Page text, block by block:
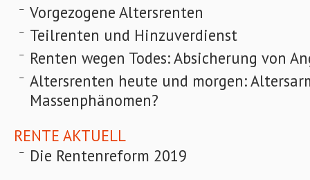
Vorgezogene Altersrenten
Teilrenten und Hinzuverdienst
Renten wegen Todes: Absicherung von
Altersrenten heute und morgen:
Massenphänomen?
RENTE AKTUELL
Die Rentenreform 2019